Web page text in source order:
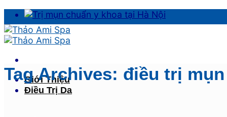
Skip
to
content
Giới Thiệu
Điều Trị Da
Tag Archives: điều trị